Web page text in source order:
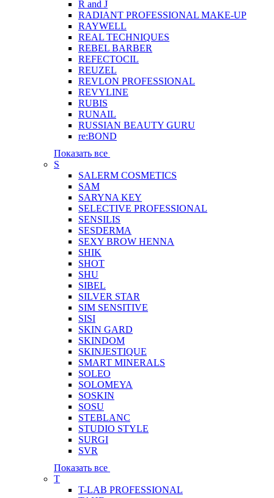
R and J
RADIANT PROFESSIONAL MAKE-UP
RAYWELL
REAL TECHNIQUES
REBEL BARBER
REFECTOCIL
REUZEL
REVLON PROFESSIONAL
REVYLINE
RUBIS
RUNAIL
RUSSIAN BEAUTY GURU
re:BOND
Показать все
S
SALERM COSMETICS
SAM
SARYNA KEY
SELECTIVE PROFESSIONAL
SENSILIS
SESDERMA
SEXY BROW HENNA
SHIK
SHOT
SHU
SIBEL
SILVER STAR
SIM SENSITIVE
SISI
SKIN GARD
SKINDOM
SKINJESTIQUE
SMART MINERALS
SOLEO
SOLOMEYA
SOSKIN
SOSU
STEBLANC
STUDIO STYLE
SURGI
SVR
Показать все
T
T-LAB PROFESSIONAL